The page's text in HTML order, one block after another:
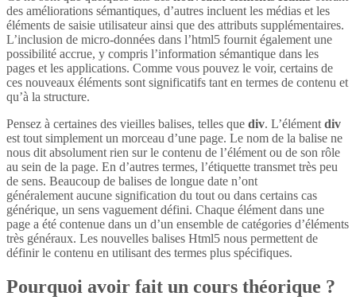
des améliorations sémantiques, d’autres incluent les médias et les
éléments de saisie utilisateur ainsi que des attributs supplémentaires.
L’inclusion de micro-données dans l’html5 fournit également une
possibilité accrue, y compris l’information sémantique dans les
pages et les applications. Comme vous pouvez le voir, certains de
ces nouveaux éléments sont significatifs tant en termes de contenu et
qu’à la structure.
Pensez à certaines des vieilles balises, telles que div. L’élément div
est tout simplement un morceau d’une page. Le nom de la balise ne
nous dit absolument rien sur le contenu de l’élément ou de son rôle
au sein de la page. En d’autres termes, l’étiquette transmet très peu
de sens. Beaucoup de balises de longue date n’ont
généralement aucune signification du tout ou dans certains cas
générique, un sens vaguement défini. Chaque élément dans une
page a été contenue dans un d’un ensemble de catégories d’éléments
très généraux. Les nouvelles balises Html5 nous permettent de
définir le contenu en utilisant des termes plus spécifiques.
Pourquoi avoir fait un cours théorique ?